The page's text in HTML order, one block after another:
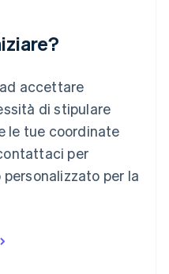
accettare
di stipulare
le tue coordinate
per
per la